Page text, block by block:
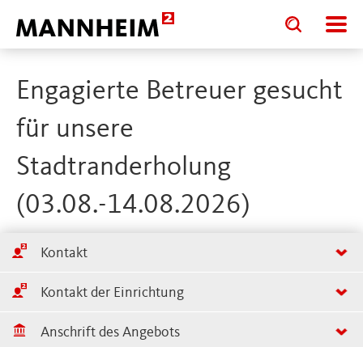
Toggle
search
input
Toggle
search
input
Engagierte Betreuer gesucht
für unsere
Stadtranderholung
(03.08.-14.08.2026)
Kontakt
Kontakt der Einrichtung
Anschrift des Angebots